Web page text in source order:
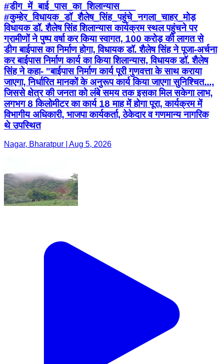
#डीग_में_बाई_पास_का_शिलान्यास___
#कुम्हेर_विधायक_डॉ_शैलेष_सिंह_पहुंचे_नगला_चाहर_मोड़
विधायक डॉ. शैलेष सिंह शिलान्यास कार्यक्रम स्थल पहुंचने पर
ग्रामीणों ने पुष्प वर्षा कर किया स्वागत, 100 करोड़ की लागत से
डीग बाईपास का निर्माण होगा, विधायक डॉ. शैलेष सिंह ने पूजा-अर्चना
कर बाईपास निर्माण कार्य का किया शिलान्यास, विधायक डॉ. शैलेष
सिंह ने कहा- "बाईपास निर्माण कार्य पूरी गुणवत्ता के साथ कराया
जाएगा, निर्धारित मानकों के अनुरूप कार्य किया जाएगा सुनिश्चित...,
जिससे क्षेत्र की जनता को लंबे समय तक इसका मिल सकेगा लाभ,
लगभग 8 किलोमीटर का कार्य 18 माह में होगा पूरा, कार्यक्रम में
विभागीय अधिकारी, भाजपा कार्यकर्ता, ठेकेदार व गणमान्य नागरिक
थे उपस्थित
Nagar, Bharatpur | Aug 5, 2026